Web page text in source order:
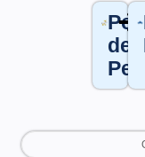
de
Peso